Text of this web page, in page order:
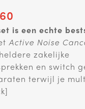
is een echte
Active Noise
zakelijke
en switch
terwijl je